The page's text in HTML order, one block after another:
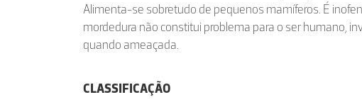
Alimenta-se sobretudo de pequenos mamíferos. É
mordedura não constitui problema para o ser humano,
quando ameaçada.
CLASSIFICAÇÃO